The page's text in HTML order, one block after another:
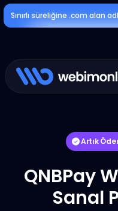
Sınırlı süreliğine .com alan
Artık
QNBPay
Sanal